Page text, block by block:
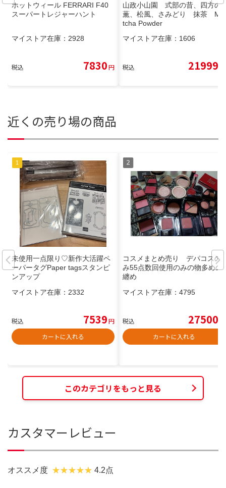
ホットウィール FERRARI F40
スーパートレジャーハント
マイストア在庫： 2928
税込 7830円
山政小山園 式部の昔、四方の
薫、松風、さみどり 抹茶 Ma
tcha Powder
マイストア在庫： 1606
税込 21999
近くの売り場の商品
未使用一点限り♡新作大活躍ペ
ーパータグPaper tagsスタンピ
ンアップ
マイストア在庫： 2332
税込 7539円
カートに入れる
コスメまとめ売り デパコスの
み55点数回使用のみの物多めの
纏め
マイストア在庫： 4795
税込 27500
カートに入れる
このカテゴリをもっと見る
カスタマーレビュー
オススメ度 4.2点